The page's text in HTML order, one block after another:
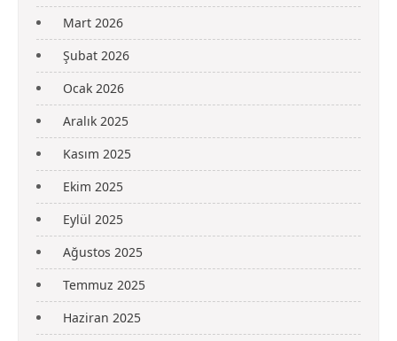
Mart 2026
Şubat 2026
Ocak 2026
Aralık 2025
Kasım 2025
Ekim 2025
Eylül 2025
Ağustos 2025
Temmuz 2025
Haziran 2025